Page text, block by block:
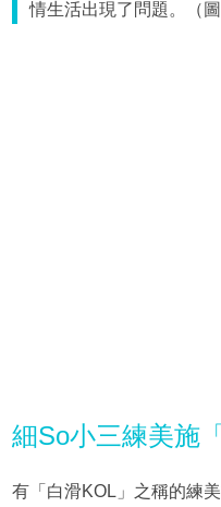
情生活出現了問題。（
細So小三練美施
有「白滑KOL」之稱的練